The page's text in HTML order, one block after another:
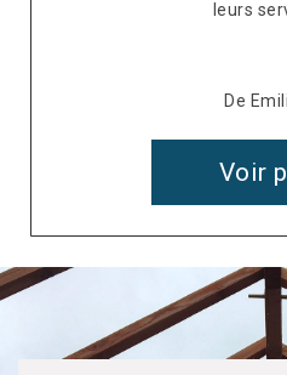
leurs
De
Voir